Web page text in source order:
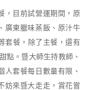
，目前試營運期間，原
廣東臘味蒸飯、原汁牛
套餐，除了主餐，還有
點。暨大師生持教師、
人套餐每日數量有限、
妨來暨大走走，賞花嘗